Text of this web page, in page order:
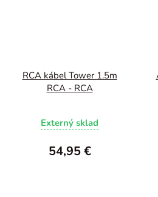
RCA kábel Tower 1.5m
RCA - RCA
Externý sklad
54,95 €